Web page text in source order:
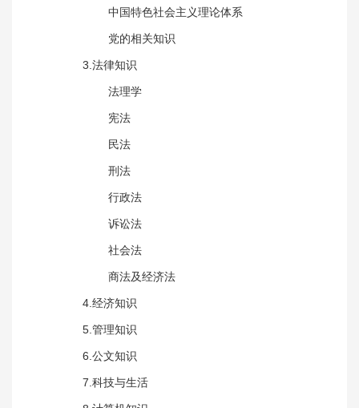
中国特色社会主义理论体系
党的相关知识
3.法律知识
法理学
宪法
民法
刑法
行政法
诉讼法
社会法
商法及经济法
4.经济知识
5.管理知识
6.公文知识
7.科技与生活